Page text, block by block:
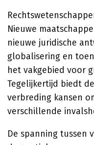
Nieuwe
nieuwe juridische
globalisering en
het vakgebied voor
Tegelijkertijd biedt
verbreding kansen
verschillende
De spanning tussen